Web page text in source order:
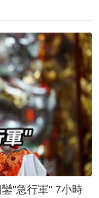
"急行軍" 7小時